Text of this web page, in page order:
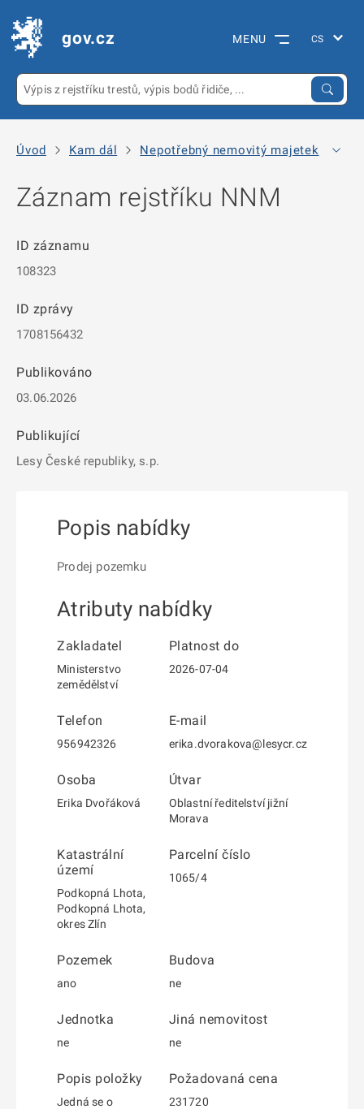
gov.cz MENU
Úvod Kam dál Nepotřebný nemovitý majetek
Záznam rejstříku NNM
ID záznamu
108323
ID zprávy
1708156432
Publikováno
03.06.2026
Publikující
Lesy České republiky, s.p.
Popis nabídky
Prodej pozemku
Atributy nabídky
Zakladatel
Ministerstvo
zemědělství
Platnost do
2026-07-04
Telefon
956942326
E-mail
erika.dvorakova@lesycr.cz
Osoba
Erika Dvořáková
Útvar
Oblastní ředitelství jižní
Morava
Katastrální
území
Podkopná Lhota,
Podkopná Lhota,
okres Zlín
Parcelní číslo
1065/4
Pozemek
ano
Budova
ne
Jednotka
ne
Jiná nemovitost
ne
Popis položky
Jedná se o
Požadovaná cena
231720